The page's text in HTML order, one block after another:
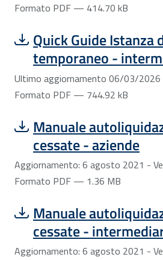
Formato PDF — 414.70 kB
Scarica file:
Quick Guide Istanza
temporaneo -
Formato PDF —
Ultimo aggiornamento 06/03/2026
Formato PDF — 744.92 kB
Scarica file:
Manuale
cessate - aziende
Formato PDF —
Aggiornamento: 6 agosto 2021 -
Formato PDF — 1.36 MB
Scarica file:
Manuale
cessate -
Formato PDF —
Aggiornamento: 6 agosto 2021 -